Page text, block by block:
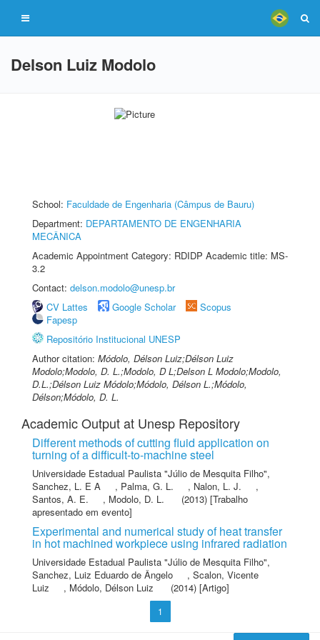
Delson Luiz Modolo
School: Faculdade de Engenharia (Câmpus de Bauru)
Department: DEPARTAMENTO DE ENGENHARIA
MECÂNICA
Academic Appointment Category: RDIDP Academic title: MS-
3.2
Contact: delson.modolo@unesp.br
CV Lattes
Google Scholar
Scopus
Fapesp
Repositório Institucional UNESP
Author citation: Módolo, Délson Luiz;Délson Luiz
Modolo;Modolo, D. L.;Modolo, D L;Delson L Modolo;Modolo,
D.L.;Délson Luiz Módolo;Módolo, Délson L.;Módolo,
Délson;Módolo, D. L.
Academic Output at Unesp Repository
Different methods of cutting fluid application on
turning of a difficult-to-machine steel
Universidade Estadual Paulista "Júlio de Mesquita Filho",
Sanchez, L. E A
, Palma, G. L. , Nalon, L. J.
,
Santos, A. E.
, Modolo, D. L.
(2013) [Trabalho
apresentado em evento]
Experimental and numerical study of heat transfer
in hot machined workpiece using infrared radiation
Universidade Estadual Paulista "Júlio de Mesquita Filho",
Sanchez, Luiz Eduardo de Ângelo
, Scalon, Vicente
Luiz
, Módolo, Délson Luiz (2014) [Artigo]
1